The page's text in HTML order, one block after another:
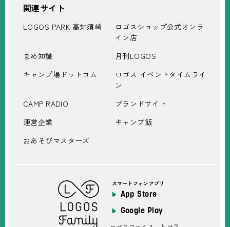
関連サイト
LOGOS PARK 高知須崎
ロゴスショップ公式オンラ
イン店
まめ知識
月刊LOGOS
キャンプ場ドットコム
ロゴス イベントタイムライ
ン
CAMP RADIO
ブランドサイト
運営企業
キャンプ飯
おあそびマスターズ
スマートフォンアプリ
App Store
Google Play